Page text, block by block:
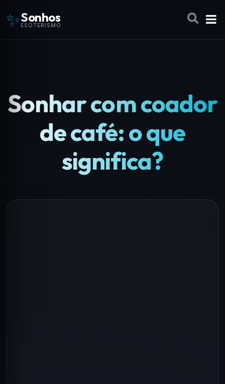
✨Sonhos
ESOTERISMO
Sonhar com coador
de café: o que
significa?